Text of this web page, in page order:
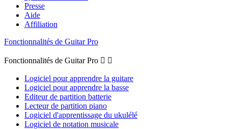
Presse
Aide
Affiliation
Fonctionnalités de Guitar Pro
Fonctionnalités de Guitar Pro  
Logiciel pour apprendre la guitare
Logiciel pour apprendre la basse
Editeur de partition batterie
Lecteur de partition piano
Logiciel d'apprentissage du ukulélé
Logiciel de notation musicale